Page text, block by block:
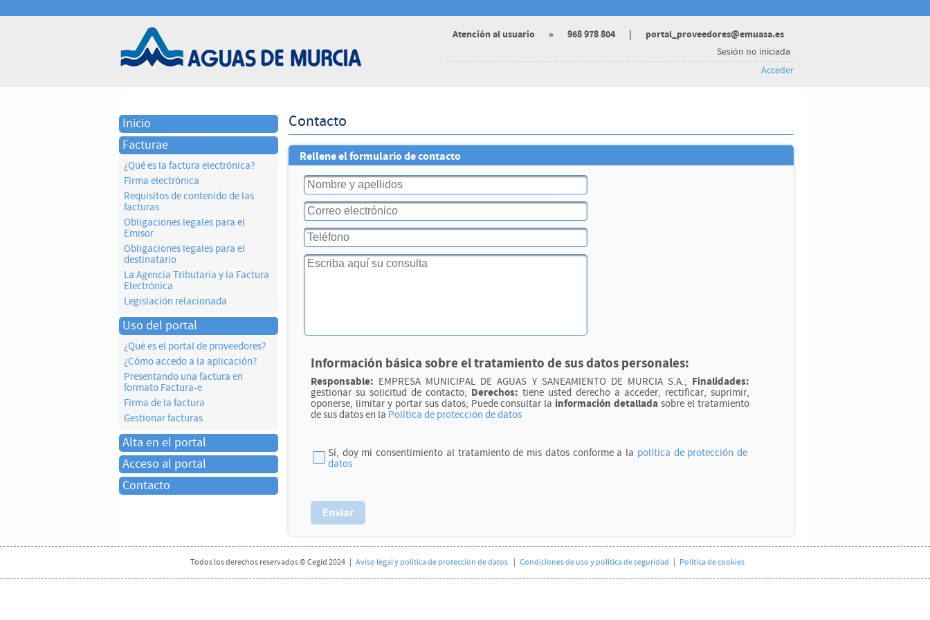
Atención al usuario » 968 978 804 | portal_proveedores@emuasa.es
Sesión no iniciada
Acceder
Inicio
Facturae
¿Qué es la factura electrónica?
Firma electrónica
Requisitos de contenido de las
facturas
Obligaciones legales para el
Emisor
Obligaciones legales para el
destinatario
La Agencia Tributaria y la Factura
Electrónica
Legislación relacionada
Uso del portal
¿Qué es el portal de proveedores?
¿Cómo accedo a la aplicación?
Presentando una factura en
formato Factura-e
Firma de la factura
Gestionar facturas
Alta en el portal
Acceso al portal
Contacto
Contacto
Rellene el formulario de contacto
Información básica sobre el tratamiento de sus datos personales:
Responsable: EMPRESA MUNICIPAL DE AGUAS Y SANEAMIENTO DE MURCIA S.A.; Finalidades:
gestionar su solicitud de contacto; Derechos: tiene usted derecho a acceder, rectificar, suprimir,
oponerse, limitar y portar sus datos; Puede consultar la información detallada sobre el tratamiento
de sus datos en la Política de protección de datos
Sí, doy mi consentimiento al tratamiento de mis datos conforme a la política de protección de
datos
Enviar
Todos los derechos reservados © Cegid 2024 | Aviso legal y política de protección de datos | Condiciones de uso y política de seguridad | Política de cookies